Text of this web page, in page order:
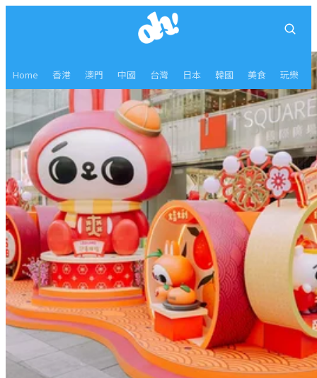
Home 香港 澳門 中國 台灣 日本 韓國 美食 玩樂